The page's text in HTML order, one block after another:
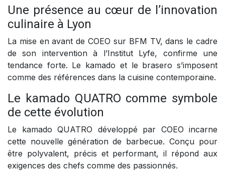
Une présence au cœur de l’innovation
culinaire à Lyon
La mise en avant de COEO sur BFM TV, dans le cadre
de son intervention à l’Institut Lyfe, confirme une
tendance forte. Le kamado et le brasero s’imposent
comme des références dans la cuisine contemporaine.
Le kamado QUATRO comme symbole
de cette évolution
Le kamado QUATRO développé par COEO incarne
cette nouvelle génération de barbecue. Conçu pour
être polyvalent, précis et performant, il répond aux
exigences des chefs comme des passionnés.